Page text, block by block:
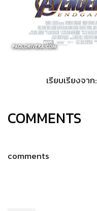
เรียบเรียงจาก:
COMMENTS
comments